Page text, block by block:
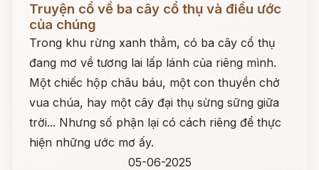
Truyện cổ về ba cây cổ thụ và điều ước
của chúng
Trong khu rừng xanh thẳm, có ba cây cổ thụ
đang mơ về tương lai lấp lánh của riêng mình.
Một chiếc hộp châu báu, một con thuyền chở
vua chúa, hay một cây đại thụ sừng sững giữa
trời... Nhưng số phận lại có cách riêng để thực
hiện những ước mơ ấy.
05-06-2025